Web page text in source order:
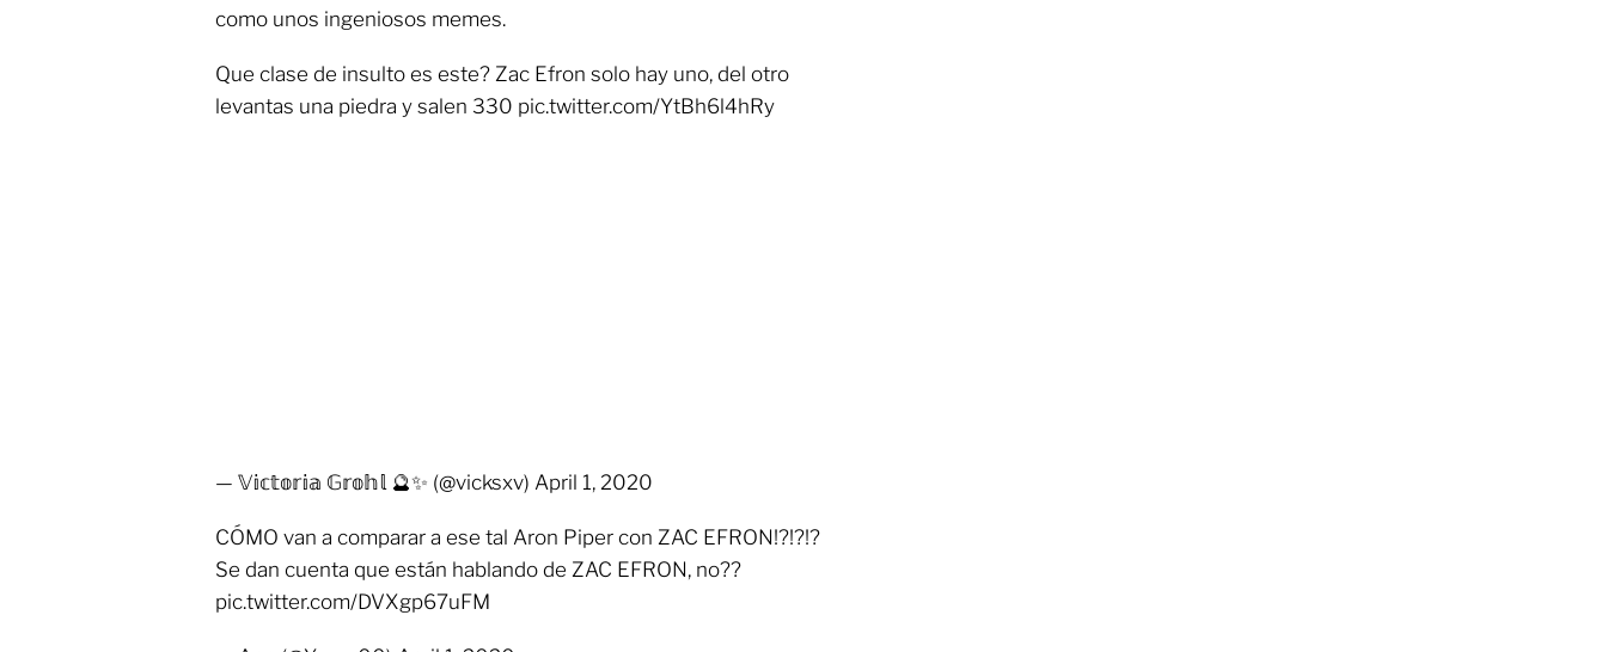
como unos ingeniosos memes.
Que clase de insulto es este? Zac Efron solo hay uno, del otro
levantas una piedra y salen 330 pic.twitter.com/YtBh6l4hRy
— 𝕍𝕚𝕔𝕥𝕠𝕣𝕚𝕒 𝔾𝕣𝕠𝕙𝕝 🔮✨ (@vicksxv) April 1, 2020
CÓMO van a comparar a ese tal Aron Piper con ZAC EFRON!?!?!?
Se dan cuenta que están hablando de ZAC EFRON, no??
pic.twitter.com/DVXgp67uFM